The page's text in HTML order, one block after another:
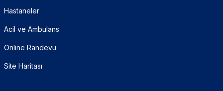
Hastaneler
Acil ve Ambulans
Online Randevu
Site Haritası